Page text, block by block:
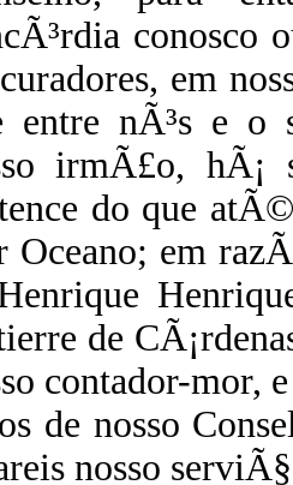
conosco
em
entre nÃ³s e o
irmÃ£o,
do que
Oceano; em
de
contador-mor,
de nosso
nosso